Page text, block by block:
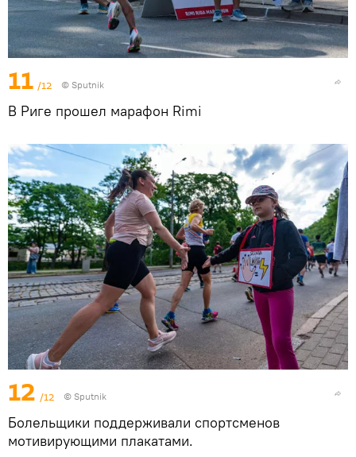
11 /12 © Sputnik
В Риге прошел марафон Rimi
12 /12 © Sputnik
Болельщики поддерживали спортсменов
мотивирующими плакатами.